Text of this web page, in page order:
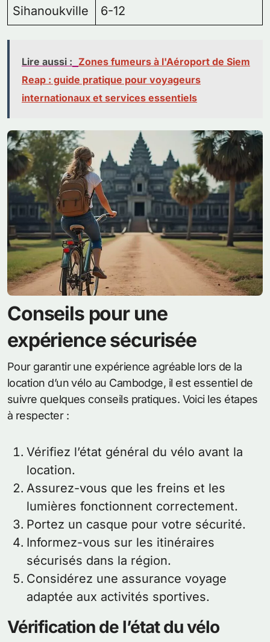
Sihanoukville
6-12
Lire aussi : Zones fumeurs à l'Aéroport de Siem
Reap : guide pratique pour voyageurs
internationaux et services essentiels
Conseils pour une
expérience sécurisée
Pour garantir une expérience agréable lors de la
location d’un vélo au Cambodge, il est essentiel de
suivre quelques conseils pratiques. Voici les étapes
à respecter :
Vérifiez l’état général du vélo avant la
location.
Assurez-vous que les freins et les
lumières fonctionnent correctement.
Portez un casque pour votre sécurité.
Informez-vous sur les itinéraires
sécurisés dans la région.
Considérez une assurance voyage
adaptée aux activités sportives.
Vérification de l’état du vélo